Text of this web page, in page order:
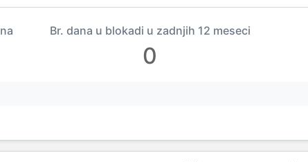
Br. dana u blokadi u zadnjih 12 meseci
0